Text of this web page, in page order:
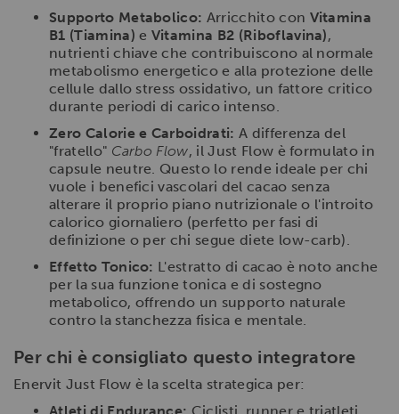
Supporto Metabolico: Arricchito con Vitamina
B1 (Tiamina) e Vitamina B2 (Riboflavina),
nutrienti chiave che contribuiscono al normale
metabolismo energetico e alla protezione delle
cellule dallo stress ossidativo, un fattore critico
durante periodi di carico intenso.
Zero Calorie e Carboidrati: A differenza del
"fratello" Carbo Flow, il Just Flow è formulato in
capsule neutre. Questo lo rende ideale per chi
vuole i benefici vascolari del cacao senza
alterare il proprio piano nutrizionale o l'introito
calorico giornaliero (perfetto per fasi di
definizione o per chi segue diete low-carb).
Effetto Tonico: L'estratto di cacao è noto anche
per la sua funzione tonica e di sostegno
metabolico, offrendo un supporto naturale
contro la stanchezza fisica e mentale.
Per chi è consigliato questo integratore
Enervit Just Flow è la scelta strategica per:
Atleti di Endurance: Ciclisti, runner e triatleti